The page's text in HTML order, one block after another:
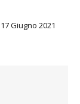
17 Giugno 2021